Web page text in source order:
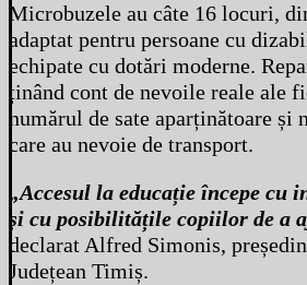
Microbuzele au câte 16 locuri,
adaptat pentru persoane cu
echipate cu dotări moderne.
ținând cont de nevoile reale ale
numărul de sate aparținătoare și
care au nevoie de transport.
„Accesul la educație începe cu
și cu posibilitățile copiilor de a
declarat Alfred Simonis,
Județean Timiș.